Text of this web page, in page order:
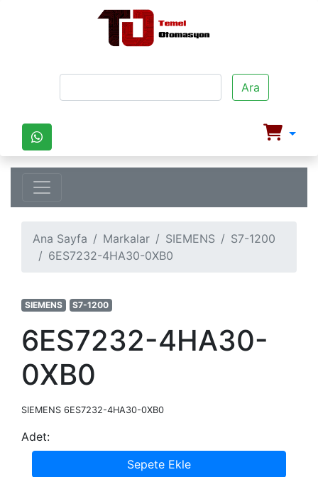
Ara
Ana Sayfa Markalar SIEMENS
S7-1200
6ES7232-4HA30-0XB0
SIEMENS S7-1200
6ES7232-4HA30-
0XB0
SIEMENS 6ES7232-4HA30-0XB0
Adet:
Sepete Ekle